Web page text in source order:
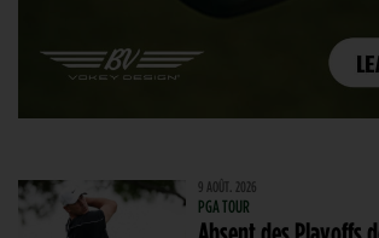
9 AOÛT. 2026
PGA TOUR